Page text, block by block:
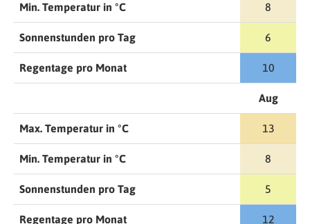
Min. Temperatur in °C 8
Sonnenstunden pro Tag 6
Regentage pro Monat 10
Aug
Max. Temperatur in °C 13
Min. Temperatur in °C 8
Sonnenstunden pro Tag 5
Regentage pro Monat 12